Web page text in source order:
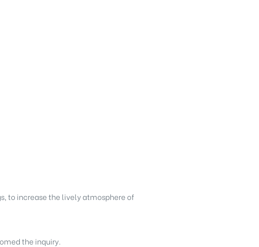
to increase the lively atmosphere of
the inquiry.